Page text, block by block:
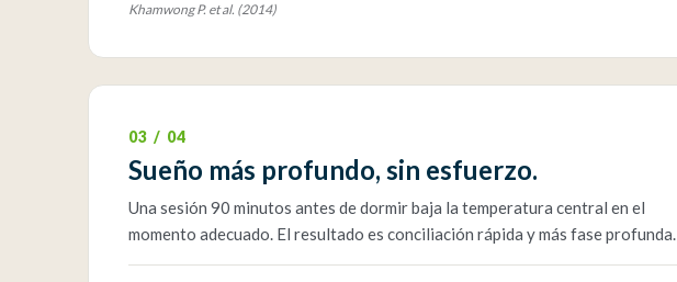
Khamwong P. et al. (2014)
03 / 04
Sueño más profundo, sin esfuerzo.
Una sesión 90 minutos antes de dormir baja la temperatura central en el
momento adecuado. El resultado es conciliación rápida y más fase profunda.